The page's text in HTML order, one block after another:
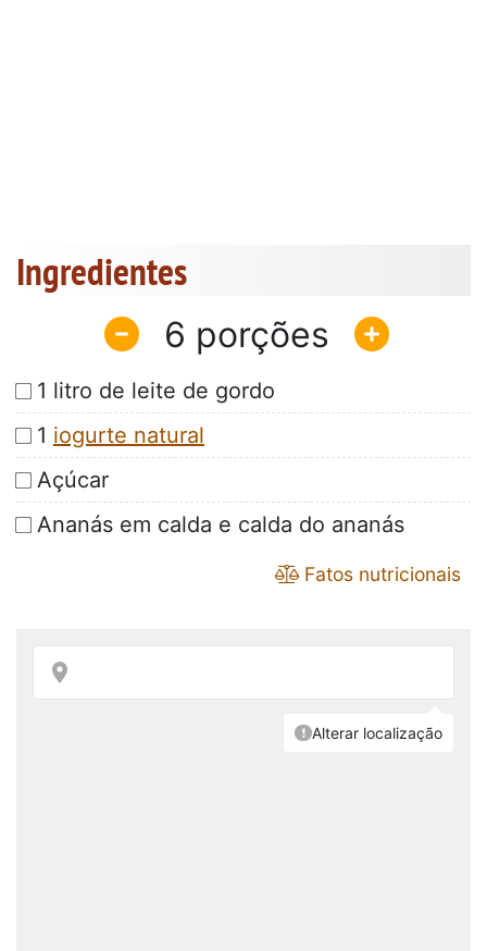
Ingredientes
6
1 litro de leite de gordo
1 iogurte natural
Açúcar
Ananás em calda e calda do ananás
Fatos nutricionais